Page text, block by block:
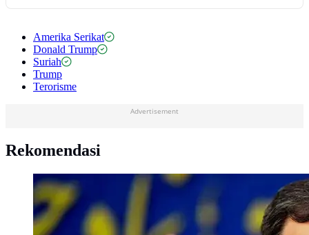
Amerika Serikat
Donald Trump
Suriah
Trump
Terorisme
Advertisement
Rekomendasi